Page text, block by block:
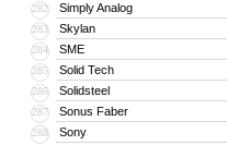
282 Simply Analog
283 Skylan
284 SME
285 Solid Tech
286 Solidsteel
287 Sonus Faber
288 Sony